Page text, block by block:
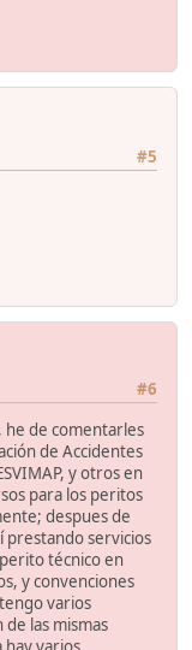
#5
#6
he de comentarles
de Accidentes
y otros en
para los peritos
despues de
prestando servicios
técnico en
y convenciones
varios
las mismas